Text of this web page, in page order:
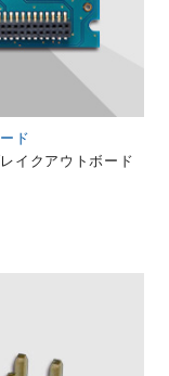
ド
イクアウトボード